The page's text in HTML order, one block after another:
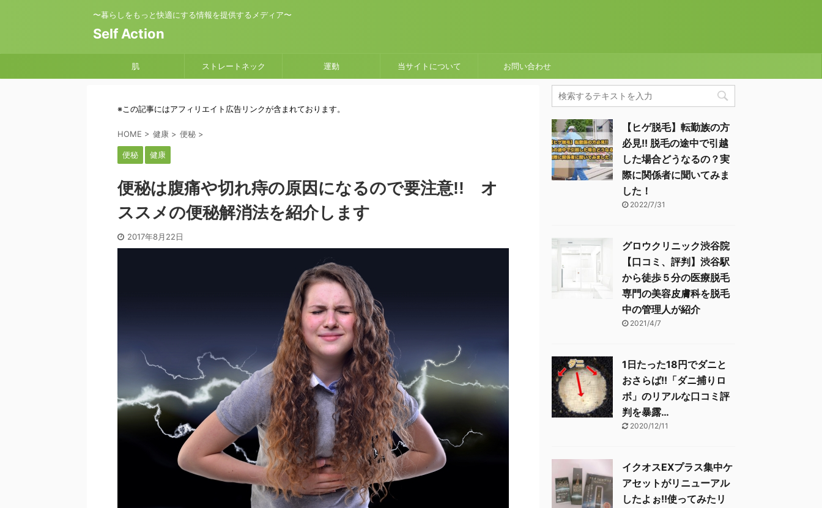
〜暮らしをもっと快適にする情報を提供するメディア〜
Self Action
肌 ストレートネック 運動 当サイトについて お問い合わせ
※この記事にはアフィリエイト広告リンクが含まれております。
HOME > 健康 > 便秘 >
便秘 健康
便秘は腹痛や切れ痔の原因になるので要注意!! オ
ススメの便秘解消法を紹介します
2017年8月22日
【ヒゲ脱毛】転勤族の方
必見!! 脱毛の途中で引越
した場合どうなるの？実
際に関係者に聞いてみま
した！
2022/7/31
グロウクリニック渋谷院
【口コミ、評判】渋谷駅
から徒歩５分の医療脱毛
専門の美容皮膚科を脱毛
中の管理人が紹介
2021/4/7
1日たった18円でダニと
おさらば!!「ダニ捕りロ
ボ」のリアルな口コミ評
判を暴露…
2020/12/11
イクオスEXプラス集中ケ
アセットがリニューアル
したよぉ!!使ってみたリ